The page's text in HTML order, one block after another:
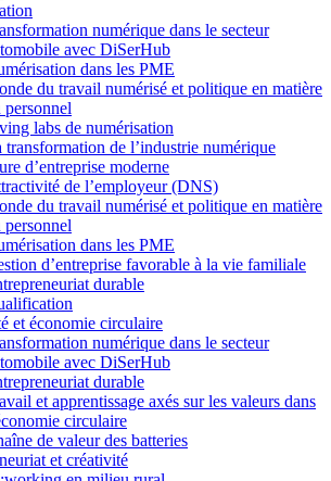
numérique dans le secteur
avec DiSerHub
dans les PME
du travail numérisé et politique en matière
personnel
labs de numérisation
transformation de l’industrie numérique
d’entreprise moderne
de l’employeur (DNS)
du travail numérisé et politique en matière
personnel
dans les PME
d’entreprise favorable à la vie familiale
durable
et économie circulaire
numérique dans le secteur
avec DiSerHub
durable
et apprentissage axés sur les valeurs dans
circulaire
de valeur des batteries
et créativité